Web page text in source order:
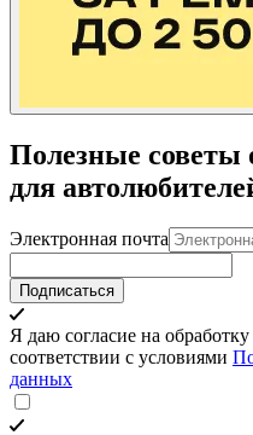
Полезные советы
для
Электронная почта
Подписаться
Я даю согласие на
соответствии с условиями
данных